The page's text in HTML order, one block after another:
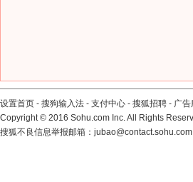
设置首页 - 搜狗输入法 - 支付中心 - 搜狐招聘 - 广告
Copyright© 2016 Sohu.com Inc. All Rights
搜狐不良信息举报邮箱： jubao@contact.sohu.com